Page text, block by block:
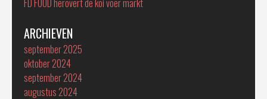
FD FOOD herovert de koi voer markt
ARCHIEVEN
september 2025
oktober 2024
september 2024
augustus 2024